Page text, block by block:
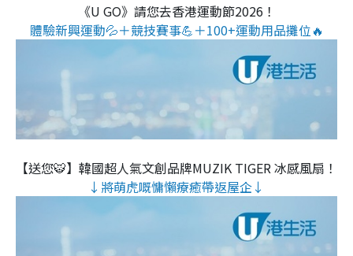
《U GO》請您去香港運動節2026！
體驗新興運動💦＋競技賽事💪＋100+運動用品攤位🔥
【送您🐯】韓國超人氣文創品牌MUZIK TIGER 冰感風扇！
↓將萌虎嘅慵懶療癒帶返屋企↓